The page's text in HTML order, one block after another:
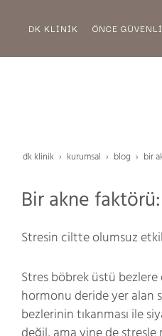
DK KLİNİK ÖNCE
dk klinik kurumsal blog bir
Bir akne
Stresin ciltte olumsuz
Stres böbrek üstü
hormonu deride yer alan
bezlerinin tıkanması ile